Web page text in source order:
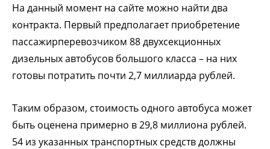
На данный момент на сайте можно найти два
контракта. Первый предполагает приобретение
пассажирперевозчиком 88 двухсекционных
дизельных автобусов большого класса – на них
готовы потратить почти 2,7 миллиарда рублей.
Таким образом, стоимость одного автобуса может
быть оценена примерно в 29,8 миллиона рублей.
54 из указанных транспортных средств должны